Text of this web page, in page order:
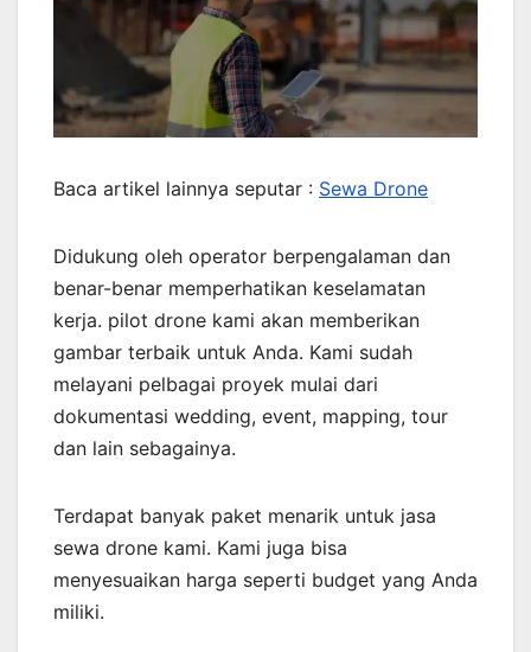
Baca artikel lainnya seputar : Sewa Drone
Didukung oleh operator berpengalaman dan
benar-benar memperhatikan keselamatan
kerja. pilot drone kami akan memberikan
gambar terbaik untuk Anda. Kami sudah
melayani pelbagai proyek mulai dari
dokumentasi wedding, event, mapping, tour
dan lain sebagainya.
Terdapat banyak paket menarik untuk jasa
sewa drone kami. Kami juga bisa
menyesuaikan harga seperti budget yang Anda
miliki.